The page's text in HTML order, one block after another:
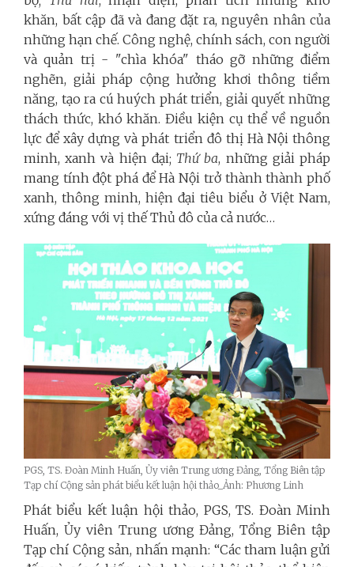
khăn, bất cập đã và đang đặt ra, nguyên nhân của
những hạn chế. Công nghệ, chính sách, con người
và quản trị - "chìa khóa" tháo gỡ những điểm
nghẽn, giải pháp cộng hưởng khơi thông tiềm
năng, tạo ra cú huých phát triển, giải quyết những
thách thức, khó khăn. Điều kiện cụ thể về nguồn
lực để xây dựng và phát triển đô thị Hà Nội thông
minh, xanh và hiện đại; Thứ ba, những giải pháp
mang tính đột phá để Hà Nội trở thành thành phố
xanh, thông minh, hiện đại tiêu biểu ở Việt Nam,
xứng đáng với vị thế Thủ đô của cả nước…
PGS, TS. Đoàn Minh Huấn, Ủy viên Trung ương Đảng, Tổng Biên tập
Tạp chí Cộng sản phát biểu kết luận hội thảo_Ảnh: Phương Linh
Phát biểu kết luận hội thảo, PGS, TS. Đoàn Minh
Huấn, Ủy viên Trung ương Đảng, Tổng Biên tập
Tạp chí Cộng sản, nhấn mạnh: “Các tham luận gửi